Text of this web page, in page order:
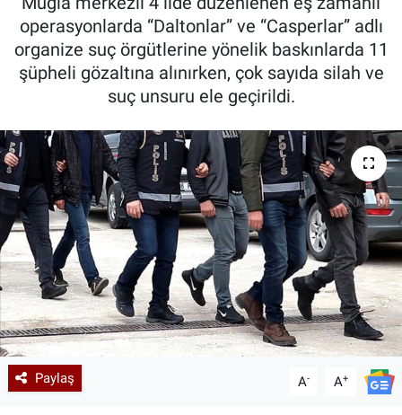
operasyonlarda “Daltonlar” ve “Casperlar” adlı
organize suç örgütlerine yönelik baskınlarda 11
şüpheli gözaltına alınırken, çok sayıda silah ve
suç unsuru ele geçirildi.
Paylaş A- A+
Süper Lig Puan Durumu ve Fikstür
Tüm Manşetler
Son Dakika Haberleri
Haber Arşivi